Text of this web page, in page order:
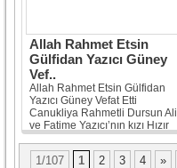
Allah Rahmet Etsin
Gülfidan Yazıcı Güney
Vef..
Allah Rahmet Etsin Gülfidan
Yazıcı Güney Vefat Etti
Canukliya Rahmetli Dursun Ali
ve Fatime Yazıcı’nın kızı Hızır
Yazıcı’nın ablası
Rahmetli...[Devamı]
1/107 1 2 3 4 »